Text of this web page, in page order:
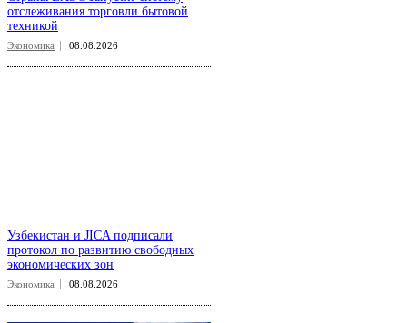
отслеживания торговли бытовой
техникой
Экономика 08.08.2026
Узбекистан и JICA подписали
протокол по развитию свободных
экономических зон
Экономика 08.08.2026